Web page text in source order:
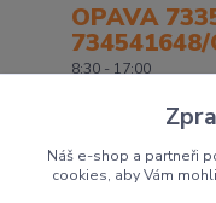
OPAVA
734541648/
8:30 - 17:00
Náš e-shop a partneři
cookies, aby Vám